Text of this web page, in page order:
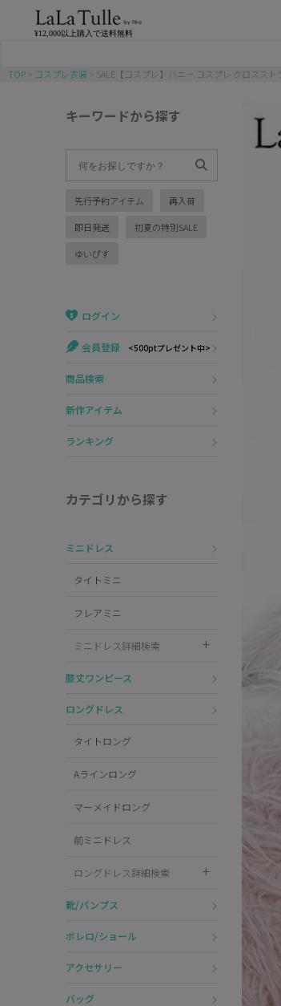
¥12,000以上購入で送料無料
ミリタリー
TOP コスプレ衣装 SALE【コスプレ】バニー コスプレ クロスス
キーワードから探す
先行予約アイテム 再入荷
即日発送 初夏の特別SALE
ゆいぴす
ログイン
会員登録 <500ptプレゼント中>
商品検索
新作アイテム
ランキング
カテゴリから探す
ミニドレス
タイトミニ
フレアミニ
ミニドレス詳細検索
膝丈ワンピース
ロングドレス
タイトロング
Aラインロング
マーメイドロング
前ミニドレス
ロングドレス詳細検索
靴/パンプス
ボレロ/ショール
アクセサリー
バッグ